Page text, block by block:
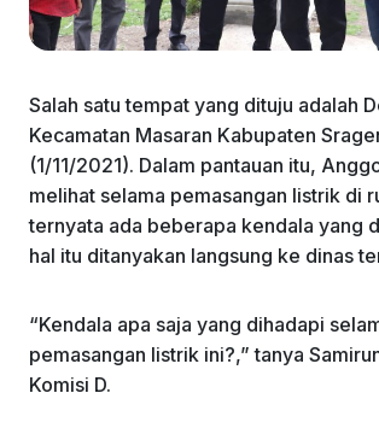
Salah satu tempat yang dituju adalah
Kecamatan Masaran Kabupaten
(1/11/2021). Dalam pantauan itu,
melihat selama pemasangan listrik di
ternyata ada beberapa kendala yang
hal itu ditanyakan langsung ke dinas
“Kendala apa saja yang dihadapi
pemasangan listrik ini?,” tanya
Komisi D.